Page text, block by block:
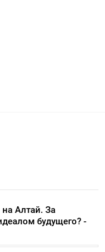
Алтай. За
будущего? -